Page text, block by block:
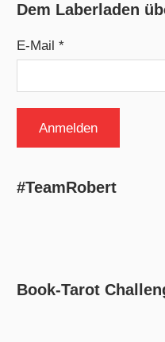
Dem Laberladen
E-Mail *
#TeamRobert
Book-Tarot